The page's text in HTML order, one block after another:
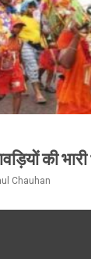
की
Chauhan